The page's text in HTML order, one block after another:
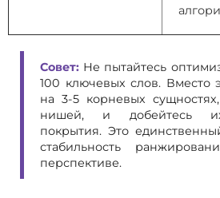
Совет: Не пытайтесь
100 ключевых слов. Вместо
на 3-5 корневых
нишей, и добейтесь
покрытия. Это
стабильность
перспективе.